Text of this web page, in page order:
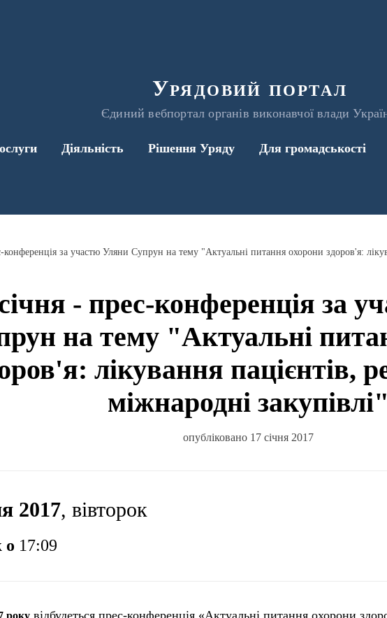
Урядовий портал
Єдиний вебпортал органів виконавчої влади
Діяльність Рішення Уряду Для громадськості
- прес-конференція за
на тему "Актуальні
лікування пацієнтів,
міжнародні закупівлі"
опубліковано 17 січня 2017
2017, вівторок
о 17:09
року відбудеться прес-конференція «Актуальні питання охорони